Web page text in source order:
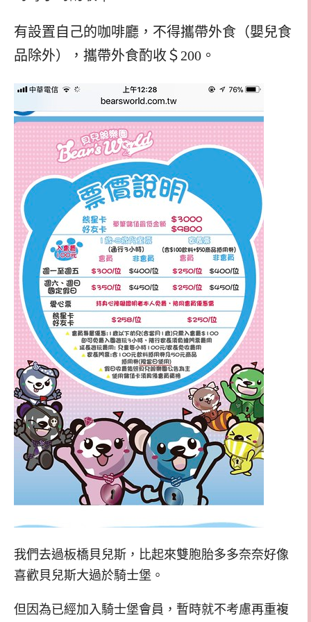
有設置自己的咖啡廳，不得攜帶外食（嬰兒食
品除外），攜帶外食酌收＄200。
我們去過板橋貝兒斯，比起來雙胞胎多多奈奈好像
喜歡貝兒斯大過於騎士堡。
但因為已經加入騎士堡會員，暫時就不考慮再重複